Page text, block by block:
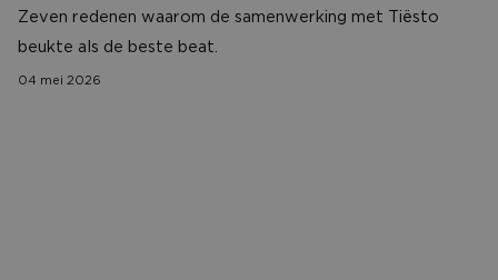
Zeven redenen waarom de samenwerking met Tiësto
beukte als de beste beat.
04 mei 2026